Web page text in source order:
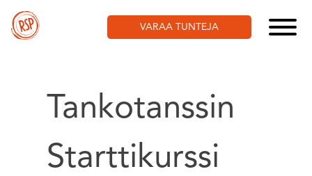
content
VARAA TUNTEJA
Tankotanssin
Starttikurssi